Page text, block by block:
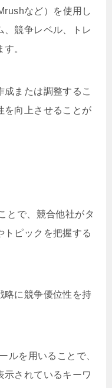
など）を使用し
、競争レベル、トレ
。
または調整するこ
を向上させることが
とで、競合他社がタ
トピックを把握する
略に競争優位性を持
ルを用いることで、
示されているキーワ